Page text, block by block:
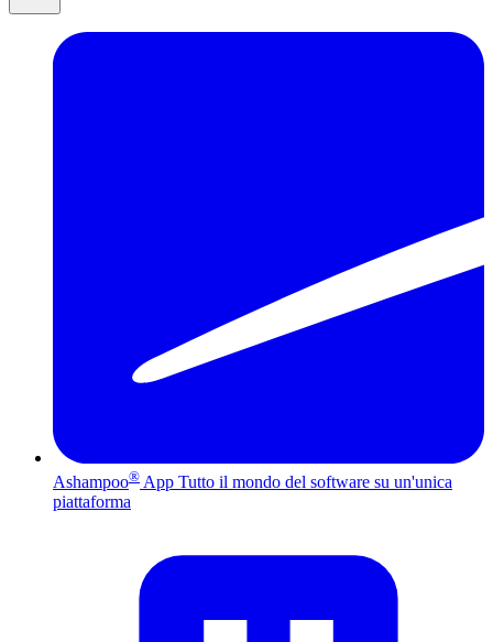
Ashampoo® App Tutto il mondo del software su un'unica
piattaforma